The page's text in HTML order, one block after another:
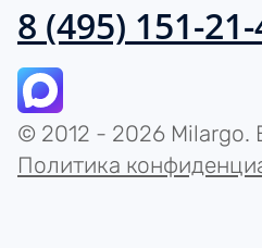
8 (495) 151-21-
© 2012 - 2026 Milargo.
Политика